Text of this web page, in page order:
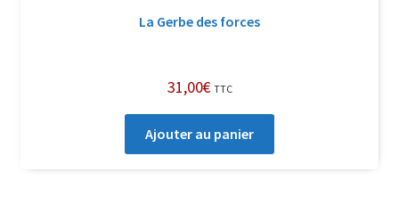
La Gerbe des forces
31,00€ TTC
Ajouter au panier